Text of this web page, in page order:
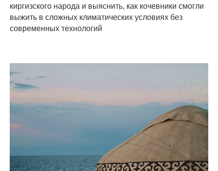
киргизского народа и выяснить, как кочевники смогли
выжить в сложных климатических условиях без
современных технологий